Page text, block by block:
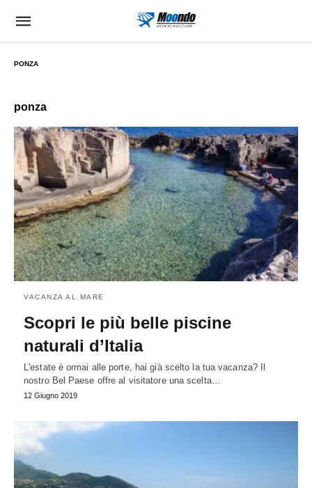
PONZA
ponza
VACANZA AL MARE
Scopri le più belle piscine
naturali d’Italia
L'estate è ormai alle porte, hai già scelto la tua vacanza? Il
nostro Bel Paese offre al visitatore una scelta…
12 Giugno 2019